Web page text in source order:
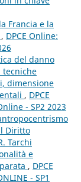
Francia e la
, DPCE Online:
del danno
dimensione
, DPCE
- SP2 2023
Diritto
Tarchi
e
, DPCE
- SP1